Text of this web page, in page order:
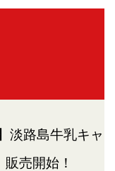
淡路島牛乳キャ
売開始！